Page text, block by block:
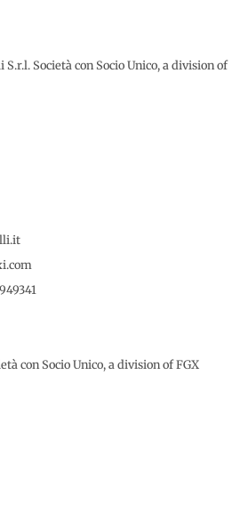
Società con Socio Unico, a division of
con Socio Unico, a division of FGX